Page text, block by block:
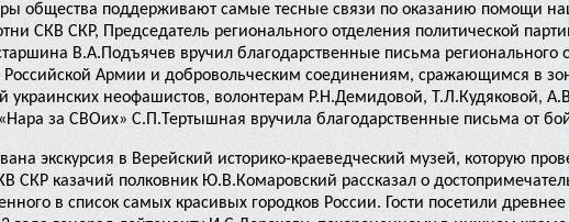
общества поддерживают самые тесные связи по оказанию помощи
СКВ СКР, Председатель регионального отделения политической
В.А.Подъячев вручил благодарственные письма
Армии и добровольческим соединениям, сражающимся в
украинских неофашистов, волонтерам Р.Н.Демидовой, Т.Л.Кудяковой,
за СВОих» С.П.Тертышная вручила благодарственные письма от
экскурсия в Верейский историко-краеведческий музей, которую
СКР казачий полковник Ю.В.Комаровский рассказал о
в список самых красивых городков России. Гости посетили